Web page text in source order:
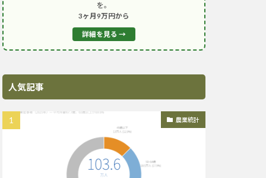
を。
3ヶ月9万円から
詳細を見る →
人気記事
農業統計